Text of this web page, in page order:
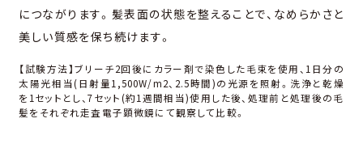
につながります。髪表⾯の状態を整えることで、なめらかさと
美しい質感を保ち続けます。
【試験方法】ブリーチ2回後にカラー剤で染⾊した⽑束を使⽤、1⽇分の
太陽光相当(⽇射量1,500W/m2、2.5時間)の光源を照射。洗浄と乾燥
を1セットとし、7セット(約1週間相当)使⽤した後、処理前と処理後の⽑
髪をそれぞれ走査電子顕微鏡にて観察して比較。